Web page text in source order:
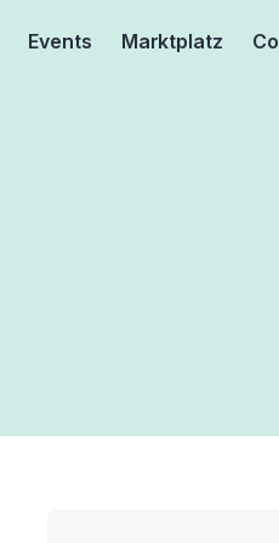
Events Marktplatz